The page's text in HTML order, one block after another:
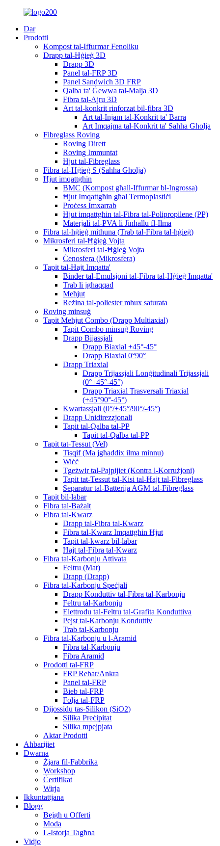
Dar
Prodotti
Kompost tal-Iffurmar Fenoliku
Drapp tal-Ħġieġ 3D
Drapp 3D
Panel tal-FRP 3D
Panel Sandwich 3D FRP
Qalba ta' Ġewwa tal-Malja 3D
Fibra tal-Ajru 3D
Art tal-konkrit rinforzat bil-fibra 3D
Art tal-Injam tal-Konkrit ta' Barra
Art Imqajma tal-Konkrit ta' Saħħa Għolja
Fibreglass Roving
Roving Dirett
Roving Immuntat
Ħjut tal-Fibreglass
Fibra tal-Ħġieġ S (Saħħa Għolja)
Ħjut imqattgħin
BMC (Kompost għall-Iffurmar bl-Ingrossa)
Ħjut Imqattgħin għal Termoplastiċi
Proċess Imxarrab
Ħjut imqattgħin tal-Fibra tal-Polipropilene (PP)
Materjali tal-PVA li Jinħallu fl-Ilma
Fibra tal-ħġieġ mitħuna (Trab tal-Fibra tal-ħġieġ)
Mikrosferi tal-Ħġieġ Vojta
Mikrosferi tal-Ħġieġ Vojta
Ċenosfera (Mikrosfera)
Tapit tal-Ħajt Imqatta'
Binder tal-Emulsjoni tal-Fibra tal-Ħġieġ Imqatta'
Trab li jgħaqqad
Meħjut
Reżina tal-poliester mhux saturata
Roving minsuġ
Tapit Meħjut Combo (Drapp Multiaxial)
Tapit Combo minsuġ Roving
Drapp Bijassjali
Drapp Biaxial +45°-45°
Drapp Biaxial 0°90°
Drapp Triaxial
Drapp Trijassjali Lonġitudinali Trijassjali
(0°+45°-45°)
Drapp Triaxial Trasversali Triaxial
(+45°90°-45°)
Kwartassjali (0°/+45°/90°/-45°)
Drapp Unidirezzjonali
Tapit tal-Qalba tal-PP
Tapit tal-Qalba tal-PP
Tapit tat-Tessut (Vel)
Tisqif (Ma jgħaddix ilma minnu)
Wiċċ
Tgeżwir tal-Pajpijiet (Kontra l-Korrużjoni)
Tapit tat-Tessut tal-Kisi tal-Ħajt tal-Fibreglass
Separatur tal-Batterija AGM tal-Fibreglass
Tapit bil-labar
Fibra tal-Bażalt
Fibra tal-Kwarz
Drapp tal-Fibra tal-Kwarz
Fibra tal-Kwarz Imqattgħin Ħjut
Tapit tal-kwarz bil-labar
Ħajt tal-Fibra tal-Kwarz
Fibra tal-Karbonju Attivata
Feltru (Mat)
Drapp (Drapp)
Fibra tal-Karbonju Speċjali
Drapp Konduttiv tal-Fibra tal-Karbonju
Feltru tal-Karbonju
Elettrodu tal-Feltru tal-Grafita Konduttiva
Pejst tal-Karbonju Konduttiv
Trab tal-Karbonju
Fibra tal-Karbonju u l-Aramid
Fibra tal-Karbonju
Fibra Aramid
Prodotti tal-FRP
FRP Rebar/Ankra
Panel tal-FRP
Bieb tal-FRP
Folja tal-FRP
Dijossidu tas-Silikon (SiO2)
Silika Preċipitat
Silika mpejpjata
Aktar Prodotti
Aħbarijiet
Dwarna
Żjara fil-Fabbrika
Workshop
Ċertifikat
Wirja
Ikkuntattjana
Blogg
Bejgħ u Offerti
Moda
L-Istorja Tagħna
Vidjo